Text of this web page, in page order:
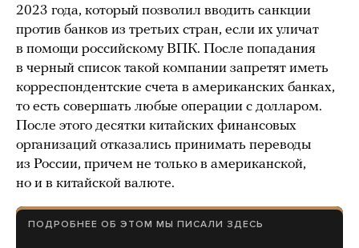
2023 года, который позволил вводить санкции
против банков из третьих стран, если их уличат
в помощи российскому ВПК. После попадания
в черный список такой компании запретят иметь
корреспондентские счета в американских банках,
то есть совершать любые операции с долларом.
После этого десятки китайских финансовых
организаций отказались принимать переводы
из России, причем не только в американской,
но и в китайской валюте.
ПОДРОБНЕЕ ОБ ЭТОМ МЫ ПИСАЛИ ЗДЕСЬ